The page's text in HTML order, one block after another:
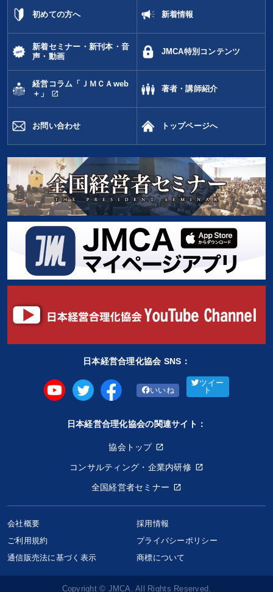
初めての方へ 新着情報
新着セミナー・新刊本・音
声・動画
JMCA特別コンテンツ
経営コラム「ＪＭＣＡweb
＋」
open_in_new
著者・講師紹介
お問い合わせ トップページへ
日本経営合理化協会 SNS：
いいね
ツイー
ト
日本経営合理化協会の関連サイト：
協会トップ
コンサルティング・企業内研修
全国経営者セミナー
会社概要
採用情報
ご利用規約
プライバシーポリシー
通信販売法に基づく表示
商標について
Copyright © JMCA. All Rights Reserved.